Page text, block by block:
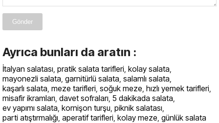
Gönder
Ayrıca bunları da aratın :
İtalyan salatası, pratik salata tarifleri, kolay salata,
mayonezli salata, garnitürlü salata, salamlı salata,
kaşarlı salata, meze tarifleri, soğuk meze, hızlı yemek tarifleri,
misafir ikramları, davet sofraları, 5 dakikada salata,
ev yapımı salata, kornişon turşu, piknik salatası,
parti atıştırmalığı, aperatif tarifleri, kolay meze, günlük salata